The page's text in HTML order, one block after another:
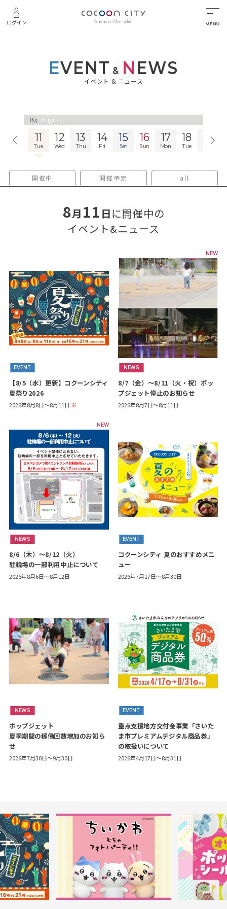
ログイン
EVENT & NEWS
イベント & ニュース
8 月 August
10
Mon
11
Tue
12
Wed
13
Thu
14
Fri
15
Sat
16
Sun
17
Mon
18
Tue
19
Wed
開催中 開催予定 all
8月 11 日に開催中の
イベント&ニュース
EVENT
【8/5（水）更新】コクーンシティ
夏祭り2026
2026年8月8日～8月11日 ※
NEW
NEWS
8/7（金）～8/11（火・祝）ポッ
プジェット停止のお知らせ
2026年8月7日～8月11日
NEW
NEWS
8/6（木）～8/12（火）
駐輪場の一部利用中止について
2026年8月6日～8月12日
EVENT
コクーンシティ 夏のおすすめメニ
ュー
2026年7月17日～8月30日
NEWS
ポップジェット
夏季期間の稼働回数増加のお知ら
せ
2026年7月30日～9月30日
EVENT
重点支援地方交付金事業「さいた
ま市プレミアムデジタル商品券」
の取扱いについて
2026年4月17日～8月31日